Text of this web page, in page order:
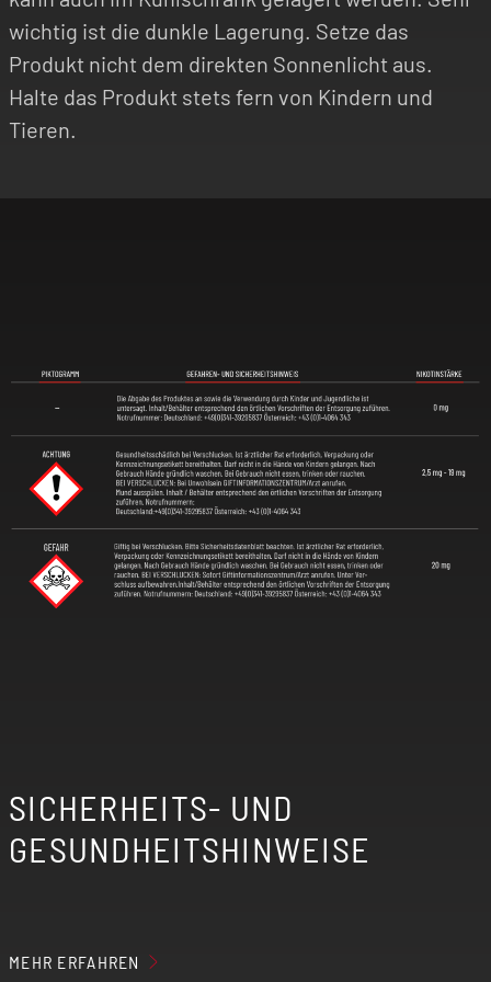
wichtig ist die dunkle Lagerung. Setze das
Produkt nicht dem direkten Sonnenlicht aus.
Halte das Produkt stets fern von Kindern und
Tieren.
SICHERHEITS- UND
GESUNDHEITSHINWEISE
MEHR ERFAHREN